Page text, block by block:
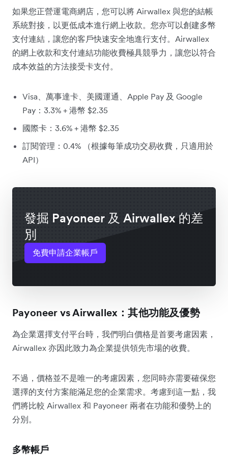
如果您正營運電商網店，您可以將 Airwallex 與您的結帳
系統對接，以更低成本進行網上收款。您亦可以創建多幣
支付連結，讓您的客戶快速安全地進行支付。Airwallex
的網上收款和支付連結功能收費極具競爭力，讓您以符合
成本效益的方法接受卡支付。
Visa、萬事達卡、美國運通、Apple Pay 及 Google
Pay：3.3% + 港幣 $2.35
國際卡：3.6% + 港幣 $2.35
訂閱管理：0.4% （根據每筆成功交易收費，只適用於
API）
發掘 Payoneer 及 Airwallex 的差
別
免費申請企業帳戶
Payoneer vs Airwallex：其他功能及優勢
為企業選擇支付平台時，我們明白價格是首要考慮因素，
Airwallex 亦因此致力為企業提供領先市場的收費。
不過，價格並不是唯一的考慮因素，您同時亦需要確保您
選擇的支付方案能滿足您的企業需求。考慮到這一點，我
們將比較 Airwallex 和 Payoneer 兩者在功能和優勢上的
分別。
多幣帳戶